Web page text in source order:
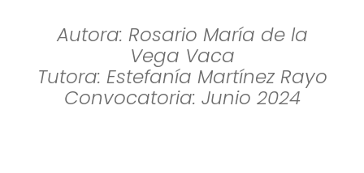
Autora: Rosario María de la
Vega Vaca
Tutora: Estefanía Martínez Rayo
Convocatoria: Junio 2024